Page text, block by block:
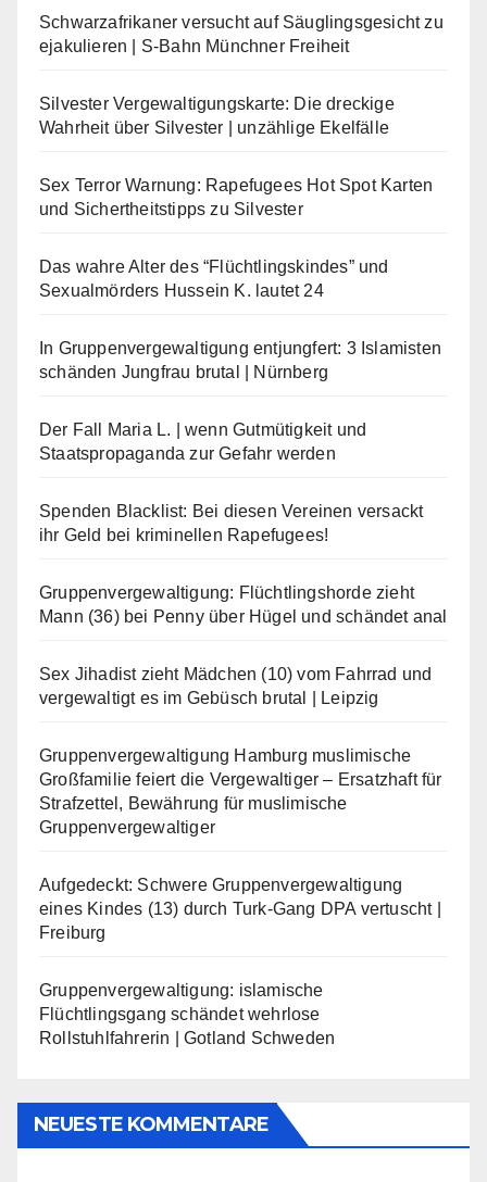
Schwarzafrikaner versucht auf Säuglingsgesicht zu
ejakulieren | S-Bahn Münchner Freiheit
Silvester Vergewaltigungskarte: Die dreckige
Wahrheit über Silvester | unzählige Ekelfälle
Sex Terror Warnung: Rapefugees Hot Spot Karten
und Sichertheitstipps zu Silvester
Das wahre Alter des “Flüchtlingskindes” und
Sexualmörders Hussein K. lautet 24
In Gruppenvergewaltigung entjungfert: 3 Islamisten
schänden Jungfrau brutal | Nürnberg
Der Fall Maria L. | wenn Gutmütigkeit und
Staatspropaganda zur Gefahr werden
Spenden Blacklist: Bei diesen Vereinen versackt
ihr Geld bei kriminellen Rapefugees!
Gruppenvergewaltigung: Flüchtlingshorde zieht
Mann (36) bei Penny über Hügel und schändet anal
Sex Jihadist zieht Mädchen (10) vom Fahrrad und
vergewaltigt es im Gebüsch brutal | Leipzig
Gruppenvergewaltigung Hamburg muslimische
Großfamilie feiert die Vergewaltiger – Ersatzhaft für
Strafzettel, Bewährung für muslimische
Gruppenvergewaltiger
Aufgedeckt: Schwere Gruppenvergewaltigung
eines Kindes (13) durch Turk-Gang DPA vertuscht |
Freiburg
Gruppenvergewaltigung: islamische
Flüchtlingsgang schändet wehrlose
Rollstuhlfahrerin | Gotland Schweden
NEUESTE KOMMENTARE